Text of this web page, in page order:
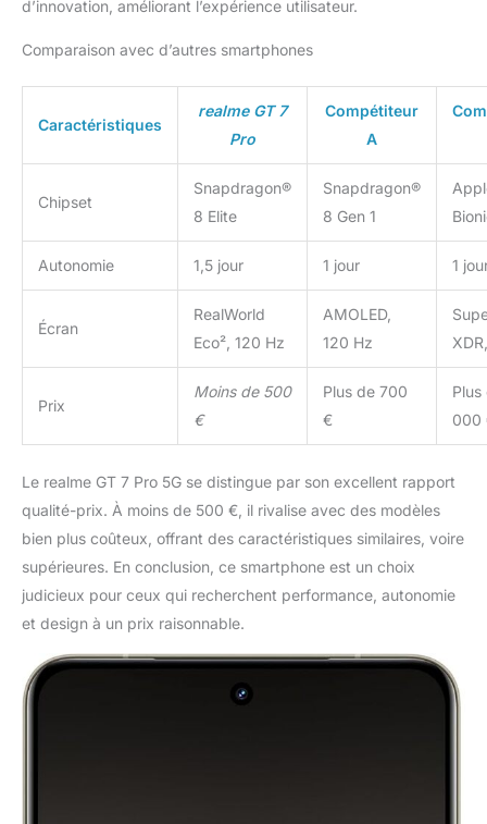
d’innovation, améliorant l’expérience utilisateur.
Comparaison avec d’autres smartphones
Caractéristiques
realme GT 7
Pro
Compétiteur
A
Chipset
Snapdragon®
8 Elite
Snapdragon®
8 Gen 1
Autonomie 1,5 jour 1 jour 1
Écran
RealWorld
Eco², 120 Hz
AMOLED,
120 Hz
Prix
Moins de 500
€
Plus de 700
€
Plus
000
Le realme GT 7 Pro 5G se distingue par son excellent rapport
qualité-prix. À moins de 500 €, il rivalise avec des modèles
bien plus coûteux, offrant des caractéristiques similaires, voire
supérieures. En conclusion, ce smartphone est un choix
judicieux pour ceux qui recherchent performance, autonomie
et design à un prix raisonnable.